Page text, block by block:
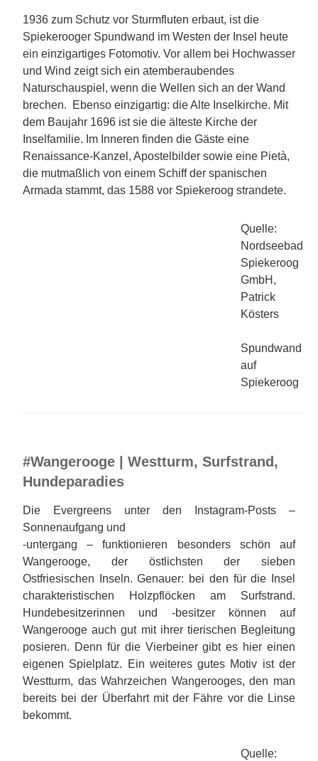
1936 zum Schutz vor Sturmfluten erbaut, ist die
Spiekerooger Spundwand im Westen der Insel heute
ein einzigartiges Fotomotiv. Vor allem bei Hochwasser
und Wind zeigt sich ein atemberaubendes
Naturschauspiel, wenn die Wellen sich an der Wand
brechen. Ebenso einzigartig: die Alte Inselkirche. Mit
dem Baujahr 1696 ist sie die älteste Kirche der
Inselfamilie. Im Inneren finden die Gäste eine
Renaissance-Kanzel, Apostelbilder sowie eine Pietà,
die mutmaßlich von einem Schiff der spanischen
Armada stammt, das 1588 vor Spiekeroog strandete.
Quelle:
Nordseebad
Spiekeroog
GmbH,
Patrick
Kösters
Spundwand
auf
Spiekeroog
#Wangerooge | Westturm, Surfstrand,
Hundeparadies
Die Evergreens unter den Instagram-Posts –
Sonnenaufgang und
-untergang – funktionieren besonders schön auf
Wangerooge, der östlichsten der sieben
Ostfriesischen Inseln. Genauer: bei den für die Insel
charakteristischen Holzpflöcken am Surfstrand.
Hundebesitzerinnen und -besitzer können auf
Wangerooge auch gut mit ihrer tierischen Begleitung
posieren. Denn für die Vierbeiner gibt es hier einen
eigenen Spielplatz. Ein weiteres gutes Motiv ist der
Westturm, das Wahrzeichen Wangerooges, den man
bereits bei der Überfahrt mit der Fähre vor die Linse
bekommt.
Quelle: